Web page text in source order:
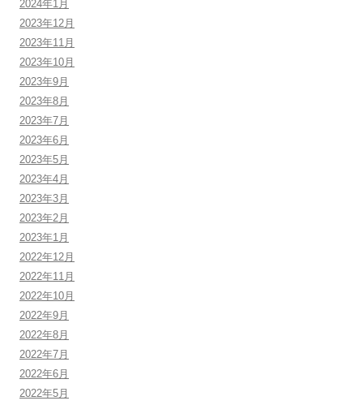
2024年1月
2023年12月
2023年11月
2023年10月
2023年9月
2023年8月
2023年7月
2023年6月
2023年5月
2023年4月
2023年3月
2023年2月
2023年1月
2022年12月
2022年11月
2022年10月
2022年9月
2022年8月
2022年7月
2022年6月
2022年5月